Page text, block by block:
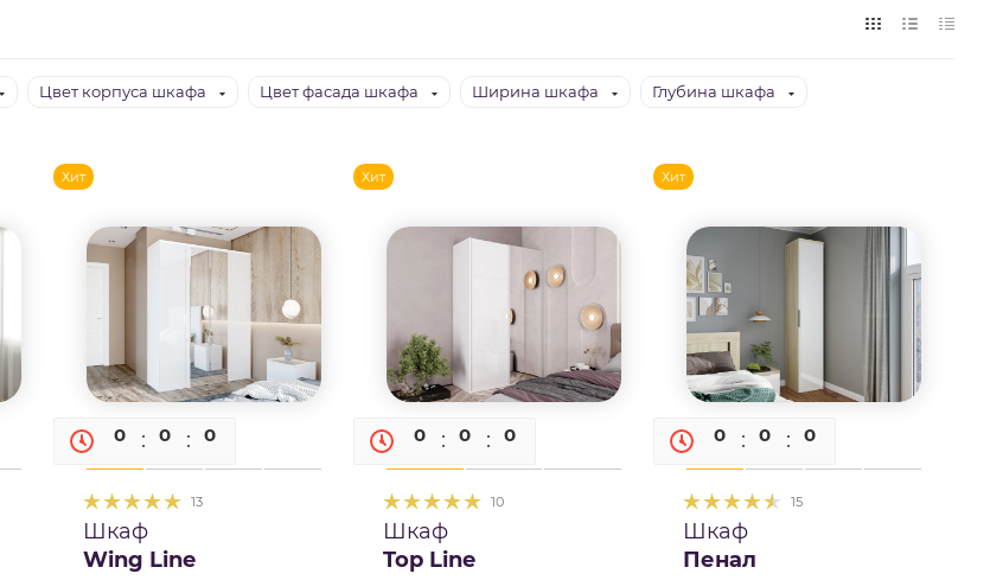
Цвет корпуса шкафа Цвет фасада шкафа Ширина шкафа Глубина шкафа
Хит
0 0 0
13
Шкаф
Wing Line
Хит
0 0 0
10
Шкаф
Top Line
Хит
0 0 0
15
Шкаф
Пенал